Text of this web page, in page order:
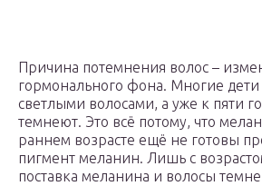
Причина потемнения волос –
гормонального фона. Многие дети
светлыми волосами, а уже к пяти
темнеют. Это всё потому, что
раннем возрасте ещё не готовы
пигмент меланин. Лишь с
поставка меланина и волосы